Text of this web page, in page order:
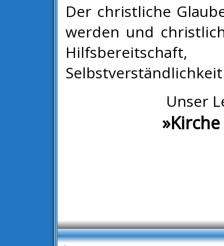
Der christliche
werden und
Unser